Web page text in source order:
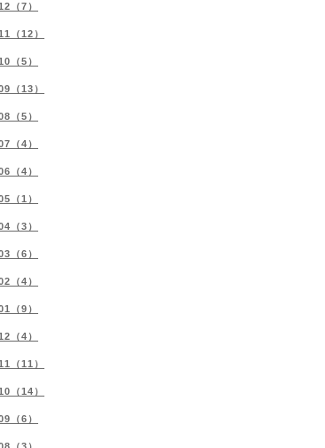
（7）
（12）
（5）
（13）
（5）
（4）
（4）
（1）
（3）
（6）
（4）
（9）
（4）
（11）
（14）
（6）